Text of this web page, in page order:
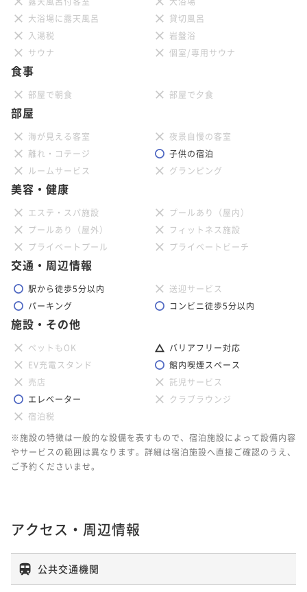
大浴場に露天風呂
貸切風呂
入湯税
岩盤浴
サウナ
個室/専用サウナ
食事
部屋で朝食 部屋で夕食
部屋
海が見える客室
夜景自慢の客室
離れ・コテージ
子供の宿泊
ルームサービス
グランピング
美容・健康
エステ・スパ施設
プールあり（屋内）
プールあり（屋外）
フィットネス施設
プライベートプール
プライベートビーチ
交通・周辺情報
駅から徒歩5分以内
送迎サービス
パーキング
コンビニ徒歩5分以内
施設・その他
ペットもOK
バリアフリー対応
EV充電スタンド
館内喫煙スペース
売店
託児サービス
エレベーター
クラブラウンジ
宿泊税
※施設の特徴は一般的な設備を表すもので、宿泊施設によって設備内容
やサービスの範囲は異なります。詳細は宿泊施設へ直接ご確認のうえ、
ご予約くださいませ。
アクセス・周辺情報
公共交通機関